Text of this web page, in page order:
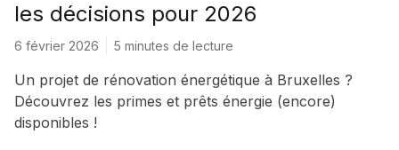
les décisions pour 2026
6 février 2026 5 minutes de lecture
Un projet de rénovation énergétique à Bruxelles ?
Découvrez les primes et prêts énergie (encore)
disponibles !